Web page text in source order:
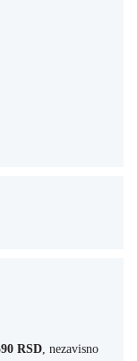
RSD, nezavisno